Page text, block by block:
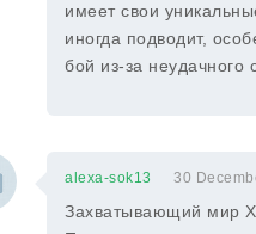
имеет свои
иногда подводит,
бой из-за неудачного
alexa-sok13 30
Захватывающий мир